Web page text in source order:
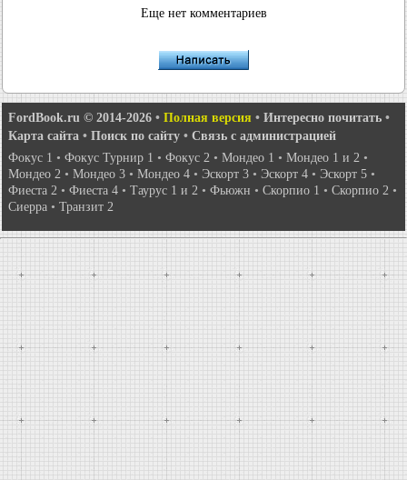
Еще нет комментариев
FordBook.ru © 2014-2026 • Полная версия • Интересно почитать •
Карта сайта • Поиск по сайту • Связь с администрацией
Фокус 1 • Фокус Турнир 1 • Фокус 2 • Мондео 1 • Мондео 1 и 2 •
Мондео 2 • Мондео 3 • Мондео 4 • Эскорт 3 • Эскорт 4 • Эскорт 5 •
Фиеста 2 • Фиеста 4 • Таурус 1 и 2 • Фьюжн • Скорпио 1 • Скорпио 2 •
Сиерра • Транзит 2